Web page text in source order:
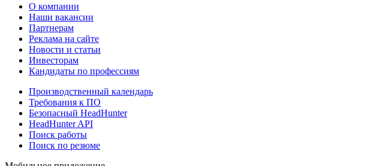
О компании
Наши вакансии
Партнерам
Реклама на сайте
Новости и статьи
Инвесторам
Кандидаты по профессиям
Производственный календарь
Требования к ПО
Безопасный HeadHunter
HeadHunter API
Поиск работы
Поиск по резюме